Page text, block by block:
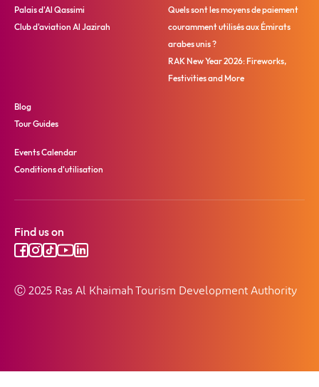
Palais d'Al Qassimi
Club d'aviation Al Jazirah
Quels sont les moyens de paiement
couramment utilisés aux Émirats
arabes unis ?
RAK New Year 2026: Fireworks,
Festivities and More
Blog
Tour Guides
Events Calendar
Conditions d'utilisation
Find us on
Ⓒ 2025 Ras Al Khaimah Tourism Development Authority